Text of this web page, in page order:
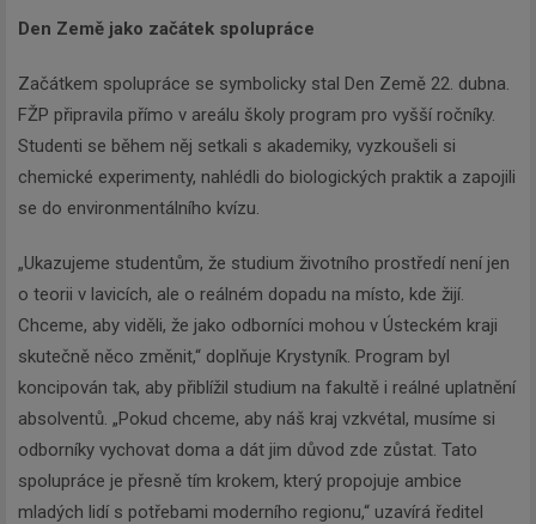
Den Země jako začátek spolupráce
Začátkem spolupráce se symbolicky stal Den Země 22. dubna.
FŽP připravila přímo v areálu školy program pro vyšší ročníky.
Studenti se během něj setkali s akademiky, vyzkoušeli si
chemické experimenty, nahlédli do biologických praktik a zapojili
se do environmentálního kvízu.
„Ukazujeme studentům, že studium životního prostředí není jen
o teorii v lavicích, ale o reálném dopadu na místo, kde žijí.
Chceme, aby viděli, že jako odborníci mohou v Ústeckém kraji
skutečně něco změnit,“ doplňuje Krystyník. Program byl
koncipován tak, aby přiblížil studium na fakultě i reálné uplatnění
absolventů. „Pokud chceme, aby náš kraj vzkvétal, musíme si
odborníky vychovat doma a dát jim důvod zde zůstat. Tato
spolupráce je přesně tím krokem, který propojuje ambice
mladých lidí s potřebami moderního regionu,“ uzavírá ředitel